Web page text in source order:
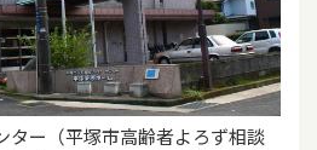
ター（平塚市高齢者よろず相談